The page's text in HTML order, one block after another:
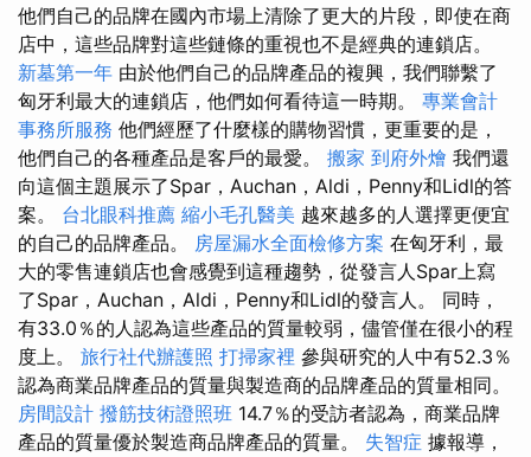
他們自己的品牌在國內市場上清除了更大的片段，即使在商
店中，這些品牌對這些鏈條的重視也不是經典的連鎖店。
新墓第一年 由於他們自己的品牌產品的複興，我們聯繫了
匈牙利最大的連鎖店，他們如何看待這一時期。 專業會計
事務所服務 他們經歷了什麼樣的購物習慣，更重要的是，
他們自己的各種產品是客戶的最愛。 搬家 到府外燴 我們還
向這個主題展示了Spar，Auchan，Aldi，Penny和Lidl的答
案。 台北眼科推薦 縮小毛孔醫美 越來越多的人選擇更便宜
的自己的品牌產品。 房屋漏水全面檢修方案 在匈牙利，最
大的零售連鎖店也會感覺到這種趨勢，從發言人Spar上寫
了Spar，Auchan，Aldi，Penny和Lidl的發言人。 同時，
有33.0％的人認為這些產品的質量較弱，儘管僅在很小的程
度上。 旅行社代辦護照 打掃家裡 參與研究的人中有52.3％
認為商業品牌產品的質量與製造商的品牌產品的質量相同。
房間設計 撥筋技術證照班 14.7％的受訪者認為，商業品牌
產品的質量優於製造商品牌產品的質量。 失智症 據報導，